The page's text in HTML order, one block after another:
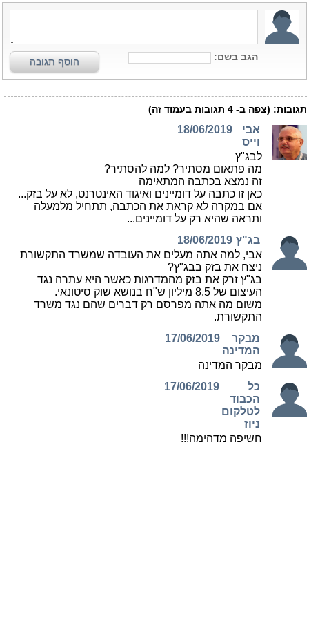
הגב בשם: הוסף תגובה
תגובות: (צפה ב- 4 תגובות בעמוד זה)
אבי
וייס
18/06/2019
לבג"ץ
מה פתאום מסתיר? למה להסתיר?
זה נמצא בכתבה המתאימה
כאן זו כתבה על דומיינים ואיגוד האינטרנט, לא על בזק...
אם במקרה לא קראת את הכתבה, תתחיל מלמעלה
ותראה שהיא רק על דומיינים...
בג"ץ 18/06/2019
אבי, למה אתה מעלים את העובדה שמשרד התקשורת
ניצח את בזק בבג"ץ?
בג"ץ זרק את בזק מהמדרגות כאשר היא עתרה נגד
העיצום של 8.5 מיליון ש"ח בנושא שוק סיטונאי.
משום מה אתה מפרסם רק דברים שהם נגד משרד
התקשורת.
מבקר
המדינה
17/06/2019
מבקר המדינה
כל
הכבוד
לטלקום
ניוז
17/06/2019
חשיפה מדהימה!!!